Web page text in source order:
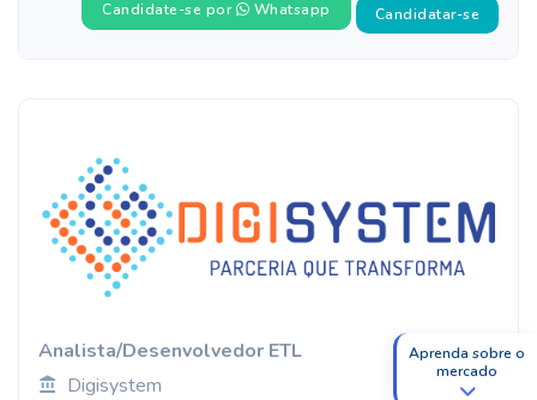
Candidate-se por Whatsapp Candidatar-se
Analista/Desenvolvedor ETL
Digisystem
Aprenda sobre o
mercado